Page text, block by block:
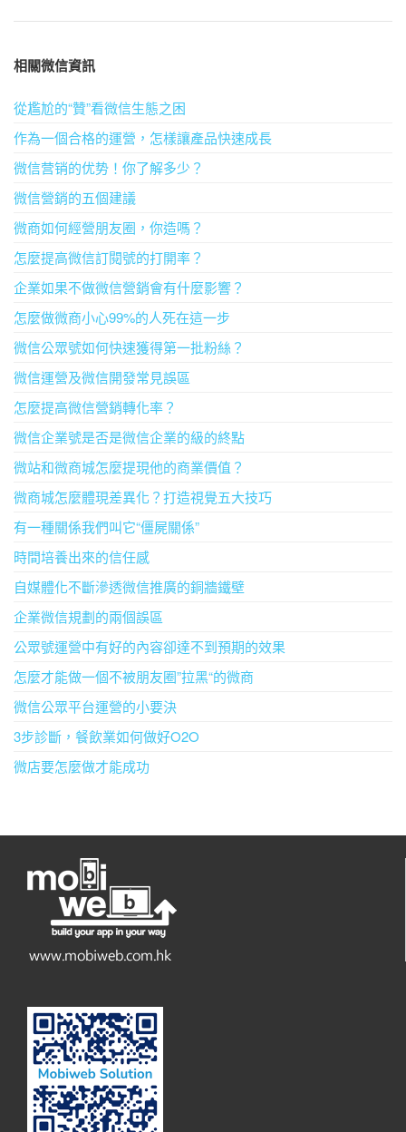
相關微信資訊
從尷尬的“贊”看微信生態之困
作為一個合格的運營，怎樣讓產品快速成長
微信营销的优势！你了解多少？
微信營銷的五個建議
微商如何經營朋友圈，你造嗎？
怎麼提高微信訂閱號的打開率？
企業如果不做微信營銷會有什麼影響？
怎麼做微商小心99%的人死在這一步
微信公眾號如何快速獲得第一批粉絲？
微信運營及微信開發常見誤區
怎麼提高微信營銷轉化率？
微信企業號是否是微信企業的級的終點
微站和微商城怎麼提現他的商業價值？
微商城怎麼體現差異化？打造視覺五大技巧
有一種關係我們叫它“僵屍關係”
時間培養出來的信任感
自媒體化不斷滲透微信推廣的銅牆鐵壁
企業微信規劃的兩個誤區
公眾號運營中有好的內容卻達不到預期的效果
怎麼才能做一個不被朋友圈”拉黑“的微商
微信公眾平台運營的小要決
3步診斷，餐飲業如何做好O2O
微店要怎麼做才能成功